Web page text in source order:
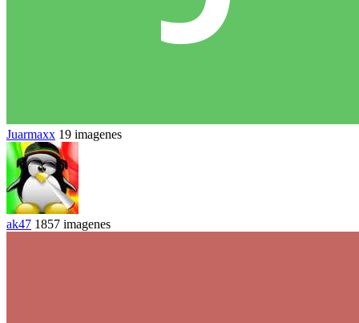
Juarmaxx 19 imagenes
ak47 1857 imagenes